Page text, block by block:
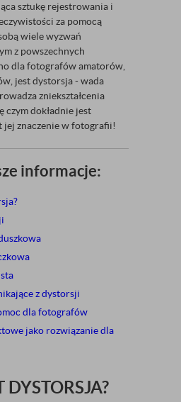
sztukę rejestrowania i
za pomocą
wiele wyzwań
z powszechnych
dla fotografów amatorów,
jest dystorsja - wada
zniekształcenia
czym dokładnie jest
jej znaczenie w fotografii!
informacje:
z dystorsji
dla fotografów
jako rozwiązanie dla
DYSTORSJA?